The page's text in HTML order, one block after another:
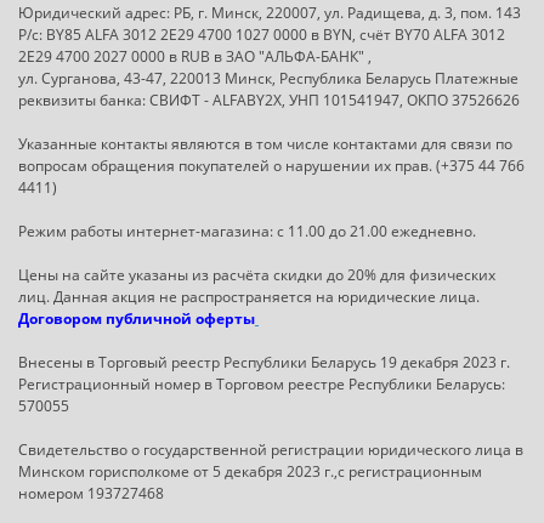
Юридический адрес: РБ, г. Минск, 220007, ул. Радищева, д. 3, пом. 143
Р/с: BY85 ALFA 3012 2E29 4700 1027 0000 в BYN, счёт BY70 ALFA 3012
2E29 4700 2027 0000 в RUB в ЗАО "АЛЬФА-БАНК" ,
ул. Сурганова, 43-47, 220013 Минск, Республика Беларусь Платежные
реквизиты банка: СВИФТ - ALFABY2X, УНП 101541947, ОКПО 37526626
Указанные контакты являются в том числе контактами для связи по
вопросам обращения покупателей о нарушении их прав. (+375 44 766
4411)
Режим работы интернет-магазина: с 11.00 до 21.00 ежедневно.
Цены на сайте указаны из расчёта скидки до 20% для физических
лиц. Данная акция не распространяется на юридические лица.
Договором публичной оферты
Внесены в Торговый реестр Республики Беларусь 19 декабря 2023 г.
Регистрационный номер в Торговом реестре Республики Беларусь:
570055
Свидетельство о государственной регистрации юридического лица в
Минском горисполкоме от 5 декабря 2023 г.,с регистрационным
номером 193727468